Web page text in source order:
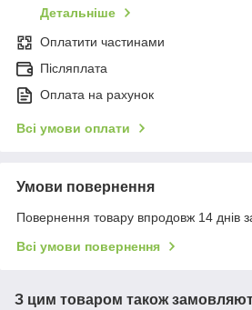
Детальніше
Оплатити частинами
Післяплата
Оплата на рахунок
Всі умови оплати
Умови повернення
Повернення товару впродовж 14 днів
Всі умови повернення
З цим товаром також